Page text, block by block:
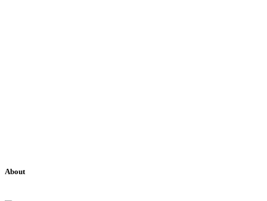
About